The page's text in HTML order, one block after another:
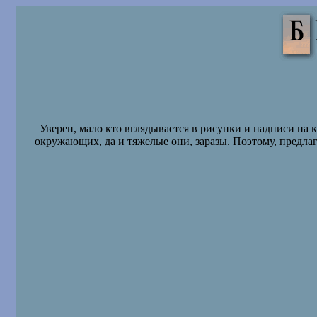
Уверен, мало кто вглядывается в рисунки и надписи
окружающих, да и тяжелые они, заразы. Поэтому,